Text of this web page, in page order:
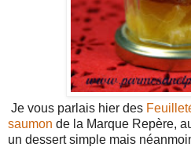
Je vous parlais hier des
saumon de la Marque Repère,
un dessert simple mais